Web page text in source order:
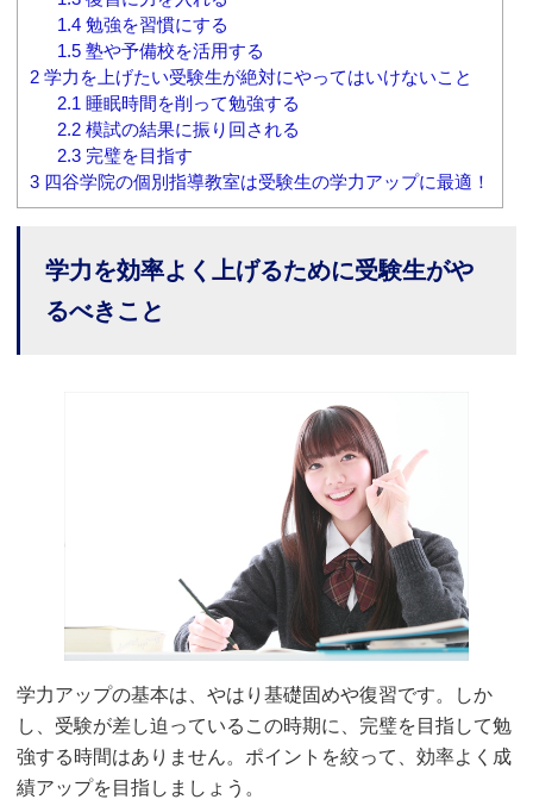
1.4勉強を習慣にする
1.5塾や予備校を活用する
2 学力を上げたい受験生が絶対にやってはいけないこと
2.1 睡眠時間を削って勉強する
2.2模試の結果に振り回される
2.3完璧を目指す
3 四谷学院の個別指導教室は受験生の学力アップに最適！
学力を効率よく上げるために受験生がや
るべきこと
学力アップの基本は、やはり基礎固めや復習です。しか
し、受験が差し迫っているこの時期に、完璧を目指して勉
強する時間はありません。ポイントを絞って、効率よく成
績アップを目指しましょう。